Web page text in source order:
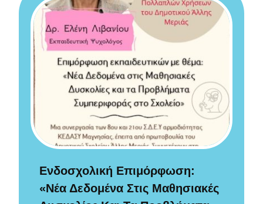
Ενδοσχολική Επιμόρφωση:
«Νέα Δεδομένα Στις Μαθησιακές